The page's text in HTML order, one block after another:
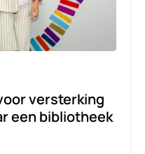
versterking
een bibliotheek